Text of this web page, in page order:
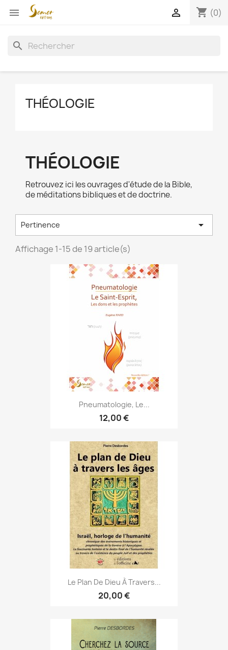
 shopping_cart (0)

search
THÉOLOGIE
THÉOLOGIE
Retrouvez ici les ouvrages d'étude de la Bible,
de méditations bibliques et de doctrine.
Pertinence 
Affichage 1-15 de 19 article(s)
Pneumatologie, Le...
12,00 €
Le Plan De Dieu À Travers...
20,00 €